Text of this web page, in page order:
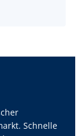
Schnelle